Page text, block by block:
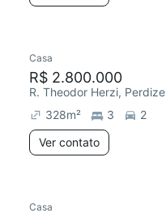
Casa
R$ 2.800.000
R. Theodor Herzi,
328m² 3
2
Ver contato
Casa